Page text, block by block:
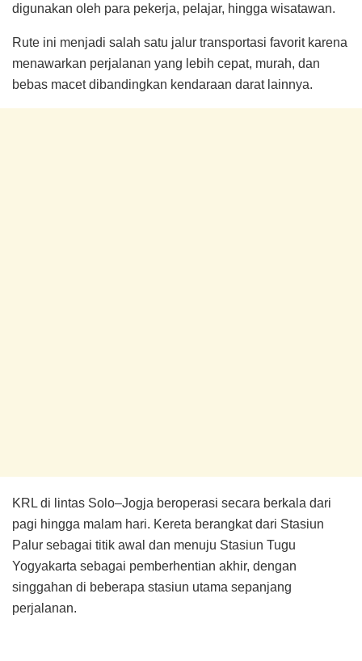
digunakan oleh para pekerja, pelajar, hingga wisatawan.
Rute ini menjadi salah satu jalur transportasi favorit karena
menawarkan perjalanan yang lebih cepat, murah, dan
bebas macet dibandingkan kendaraan darat lainnya.
KRL di lintas Solo–Jogja beroperasi secara berkala dari
pagi hingga malam hari. Kereta berangkat dari Stasiun
Palur sebagai titik awal dan menuju Stasiun Tugu
Yogyakarta sebagai pemberhentian akhir, dengan
singgahan di beberapa stasiun utama sepanjang
perjalanan.